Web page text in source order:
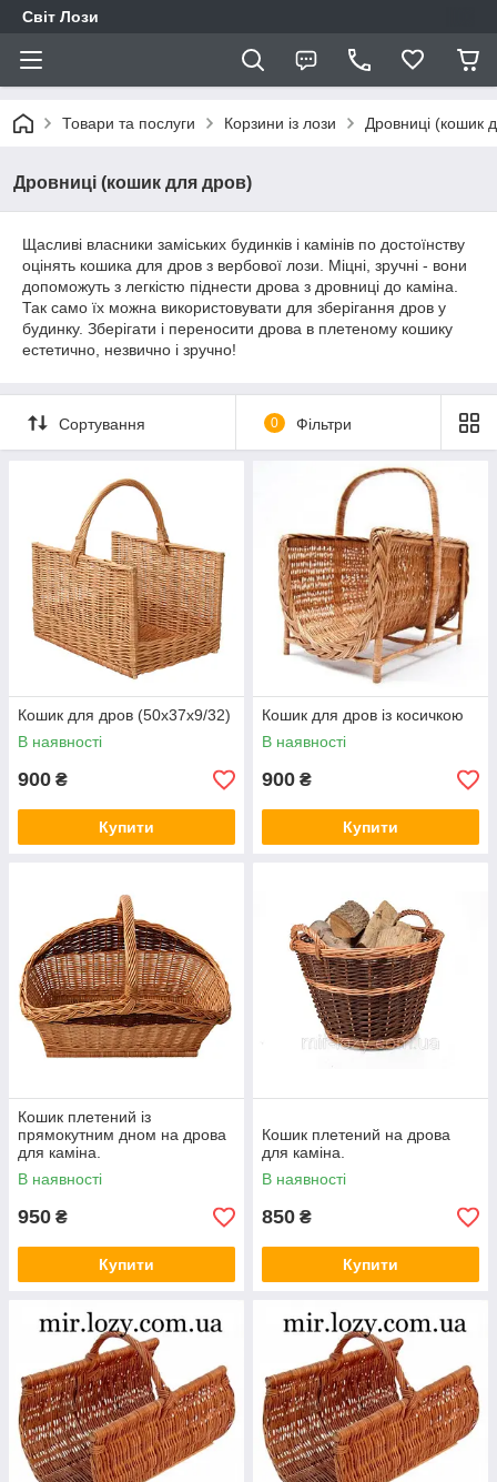
Світ Лози
Товари та послуги Корзини із лози Дровниці (кошик
Дровниці (кошик для дров)
Щасливі власники заміських будинків і камінів по достоїнству
оцінять кошика для дров з вербової лози. Міцні, зручні - вони
допоможуть з легкістю піднести дрова з дровниці до каміна.
Так само їх можна використовувати для зберігання дров у
будинку. Зберігати і переносити дрова в плетеному кошику
естетично, незвично і зручно!
Сортування 0 Фільтри
Кошик для дров (50x37x9/32)
В наявності
900 ₴
Купити
Кошик для дров із косичкою
В наявності
900 ₴
Купити
Кошик плетений із
прямокутним дном на дрова
для каміна.
В наявності
950 ₴
Купити
Кошик плетений на дрова
для каміна.
В наявності
850 ₴
Купити